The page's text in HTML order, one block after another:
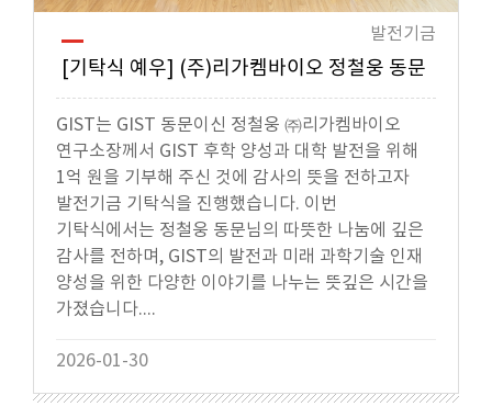
[기탁식 예우] (주)리가켐바이오 정철웅 동문
GIST는 GIST 동문이신 정철웅 ㈜리가켐바이오
연구소장께서 GIST 후학 양성과 대학 발전을 위해
1억 원을 기부해 주신 것에 감사의 뜻을 전하고자
발전기금 기탁식을 진행했습니다. 이번
기탁식에서는 정철웅 동문님의 따뜻한 나눔에 깊은
감사를 전하며, GIST의 발전과 미래 과학기술 인재
양성을 위한 다양한 이야기를 나누는 뜻깊은 시간을
가졌습니다....
2026-01-30
발전기금